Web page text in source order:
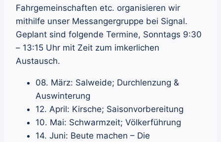
Fahrgemeinschaften etc. organisieren wir
mithilfe unser Messangergruppe bei Signal.
Geplant sind folgende Termine, Sonntags 9:30
– 13:15 Uhr mit Zeit zum imkerlichen
Austausch.
08. März: Salweide; Durchlenzung &
Auswinterung
12. April: Kirsche; Saisonvorbereitung
10. Mai: Schwarmzeit; Völkerführung
14. Juni: Beute machen – Die